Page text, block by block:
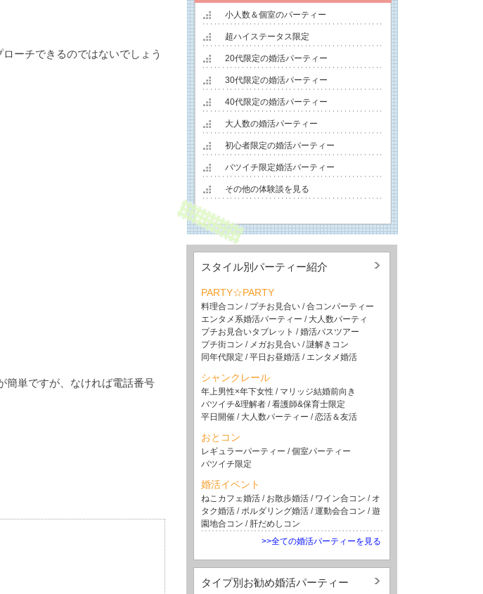
ーチできるのではないでしょう
簡単ですが、なければ電話番号
小人数＆個室のパーティー
超ハイステータス限定
20代限定の婚活パーティー
30代限定の婚活パーティー
40代限定の婚活パーティー
大人数の婚活パーティー
初心者限定の婚活パーティー
バツイチ限定婚活パーティー
その他の体験談を見る
スタイル別パーティー紹介
PARTY☆PARTY
料理合コン / プチお見合い /合コンパーティー
エンタメ系婚活パーティー / 大人数パーティ
プチお見合いタブレット /婚活バスツアー
プチ街コン / メガお見合い /謎解きコン
同年代限定 /平日お昼婚活 / エンタメ婚活
シャンクレール
年上男性×年下女性 / マリッジ結婚前向き
バツイチ&理解者 /看護師&保育士限定
平日開催 / 大人数パーティー /恋活＆友活
おとコン
レギュラーパーティー /個室パーティー
バツイチ限定
婚活イベント
ねこカフェ婚活 / お散歩婚活 / ワイン合コン / オ
タク婚活 /ボルダリング婚活 /運動会合コン /遊
園地合コン / 肝だめしコン
>>全ての婚活パーティーを見る
タイプ別お勧め婚活パーティー